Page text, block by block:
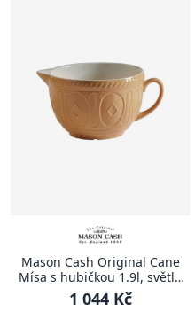
Mason Cash Original Cane
Mísa s hubičkou 1.9l, světle
hnědá
1 044 Kč